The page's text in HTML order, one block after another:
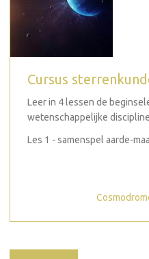
Cursus
Leer in 4 lessen de
wetenschappelijke
Les 1 - samenspel aarde-